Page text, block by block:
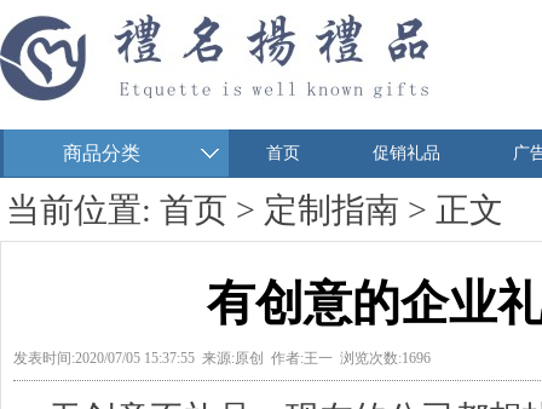
首页 促销礼品 广
商品分类
当前位置: 首页 > 定制指南 > 正文
有创意的企业
发表时间:2020/07/05 15:37:55 来源:原创 作者:王一 浏览次数:1696